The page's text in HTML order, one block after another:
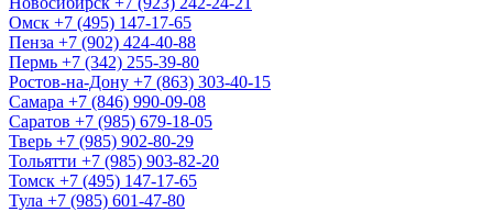
Омск +7 (495) 147-17-65
Пенза +7 (902) 424-40-88
Пермь +7 (342) 255-39-80
Ростов-на-Дону +7 (863) 303-40-15
Самара +7 (846) 990-09-08
Саратов +7 (985) 679-18-05
Тверь +7 (985) 902-80-29
Тольятти +7 (985) 903-82-20
Томск +7 (495) 147-17-65
Тула +7 (985) 601-47-80